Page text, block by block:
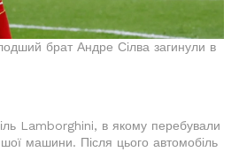
брат Андре Сілва загинули в
Lamborghini, в якому перебували
машини. Після цього автомобіль